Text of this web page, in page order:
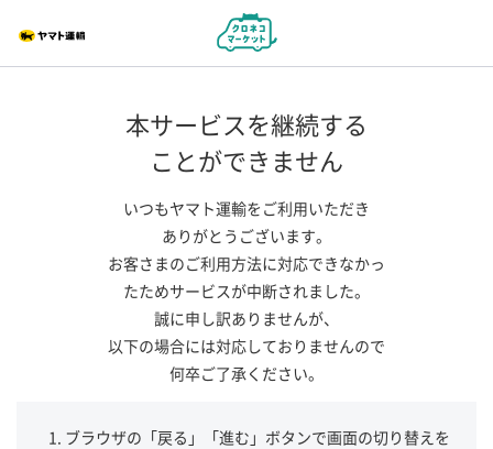
本サービスを継続する
ことができません
いつもヤマト運輸をご利用いただき
ありがとうございます。
お客さまのご利用方法に対応できなかっ
たためサービスが中断されました。
誠に申し訳ありませんが、
以下の場合には対応しておりませんので
何卒ご了承ください。
ブラウザの「戻る」「進む」ボタンで画面の切り替えを